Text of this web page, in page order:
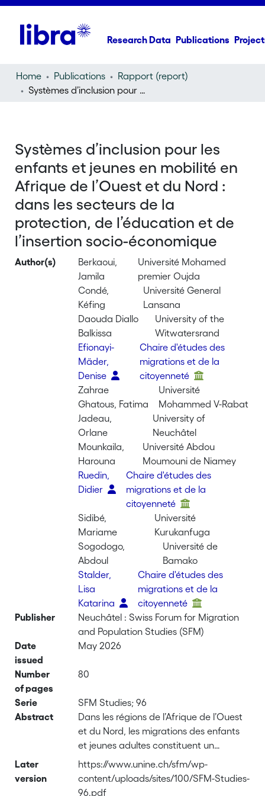
Research Data Publications
Home Publications
Rapport (report)
Systèmes d’inclusion pour les enfants et jeunes en mobilité en Afrique de l’Ouest et du Nord : dans les secteurs de la protection, de l’éducation et de l’insertion socio-économique
Systèmes d’inclusion pour les
enfants et jeunes en mobilité en
Afrique de l’Ouest et du Nord :
dans les secteurs de la
protection, de l’éducation et de
l’insertion socio-économique
Author(s)
Berkaoui,
Jamila
Université Mohamed
premier Oujda
Condé,
Kéfing
Université General
Lansana
Daouda Diallo
Balkissa
University of the
Witwatersrand
Efionayi-
Mäder,
Denise
Chaire d'études des
migrations et de la
citoyenneté
Zahrae
Ghatous, Fatima
Université
Mohammed V-Rabat
Jadeau,
Orlane
University of
Neuchâtel
Mounkaila,
Harouna
Université Abdou
Moumouni de Niamey
Ruedin,
Didier
Chaire d'études des
migrations et de la
citoyenneté
Sidibé,
Mariame
Université
Kurukanfuga
Sogodogo,
Abdoul
Université de
Bamako
Stalder,
Lisa
Katarina
Chaire d'études des
migrations et de la
citoyenneté
Publisher
Neuchâtel : Swiss Forum for Migration
and Population Studies (SFM)
Date
issued
May 2026
Number
of pages
80
Serie
SFM Studies; 96
Abstract
Dans les régions de l’Afrique de l’Ouest
et du Nord, les migrations des enfants
et jeunes adultes constituent un
phénomène majeur encore largement
sous-étudié. Plus de cinq millions des
moins de 25 ans seraient en mobilité,
Later
version
https://www.unine.ch/sfm/wp-
content/uploads/sites/100/SFM-Studies-
96.pdf